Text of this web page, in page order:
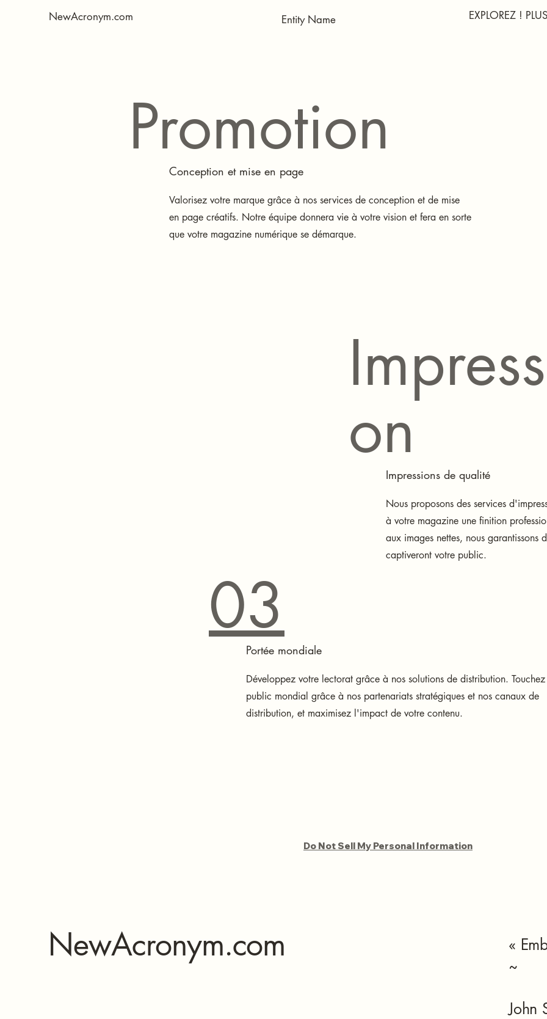
NewAcronym.com EXPLOREZ !
Promotion
Conception et mise en page
Valorisez votre marque grâce à nos services de conception et de mise
en page créatifs. Notre équipe donnera vie à votre vision et fera en sorte
que votre magazine numérique se démarque.
on
Impressions de qualité
Nous proposons des services
à votre magazine une finition
aux images nettes, nous garantissons
captiveront votre public.
03
Portée mondiale
Développez votre lectorat grâce à nos solutions de distribution.
public mondial grâce à nos partenariats stratégiques et nos canaux de
distribution, et maximisez l'impact de votre contenu.
Do Not Sell My Personal Information
NewAcronym.com
«
~
John